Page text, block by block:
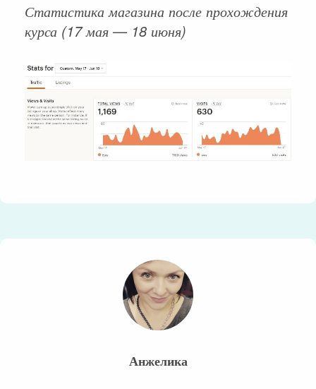
Статистика магазина после прохождения
курса (17 мая — 18 июня)
Анжелика